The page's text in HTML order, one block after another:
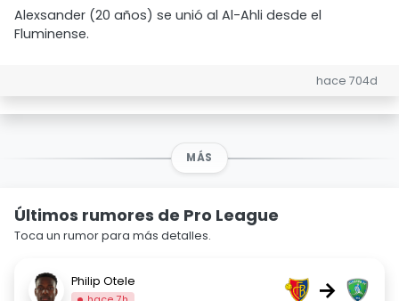
Alexsander (20 años) se unió al Al-Ahli desde el
Fluminense.
hace 704d
MÁS
Últimos rumores de Pro League
Toca un rumor para más detalles.
Philip Otele →